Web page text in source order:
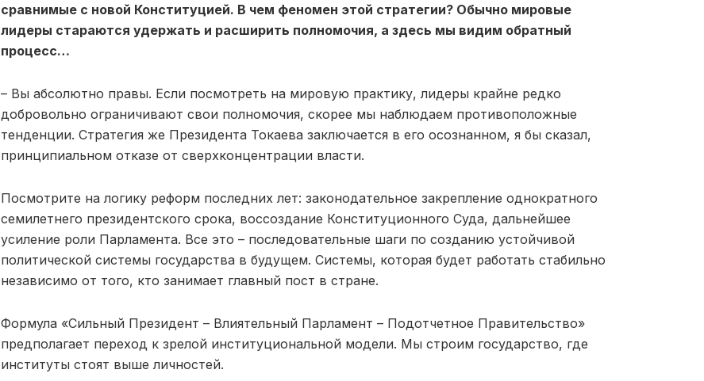
сравнимые с новой Конституцией. В чем феномен этой стратегии? Обычно мировые
лидеры стараются удержать и расширить полномочия, а здесь мы видим обратный
процесс…
– Вы абсолютно правы. Если посмотреть на мировую практику, лидеры крайне редко
добровольно ограничивают свои полномочия, скорее мы наблюдаем противоположные
тенденции. Стратегия же Президента Токаева заключается в его осознанном, я бы сказал,
принципиальном отказе от сверхконцентрации власти.
Посмотрите на логику реформ последних лет: законодательное закрепление однократного
семилетнего президентского срока, воссоздание Конституционного Суда, дальнейшее
усиление роли Парламента. Все это – последовательные шаги по созданию устойчивой
политической системы государства в будущем. Системы, которая будет работать стабильно
независимо от того, кто занимает главный пост в стране.
Формула «Сильный Президент – Влиятельный Парламент – Подотчетное Правительство»
предполагает переход к зрелой институциональной модели. Мы строим государство, где
институты стоят выше личностей.